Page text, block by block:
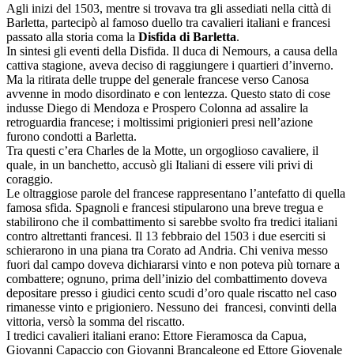
Agli inizi del 1503, mentre si trovava tra gli assediati nella città di
Barletta, partecipò al famoso duello tra cavalieri italiani e francesi
passato alla storia coma la Disfida di Barletta.
In sintesi gli eventi della Disfida. Il duca di Nemours, a causa della
cattiva stagione, aveva deciso di raggiungere i quartieri d’inverno.
Ma la ritirata delle truppe del generale francese verso Canosa
avvenne in modo disordinato e con lentezza. Questo stato di cose
indusse Diego di Mendoza e Prospero Colonna ad assalire la
retroguardia francese; i moltissimi prigionieri presi nell’azione
furono condotti a Barletta.
Tra questi c’era Charles de la Motte, un orgoglioso cavaliere, il
quale, in un banchetto, accusò gli Italiani di essere vili privi di
coraggio.
Le oltraggiose parole del francese rappresentano l’antefatto di quella
famosa sfida. Spagnoli e francesi stipularono una breve tregua e
stabilirono che il combattimento si sarebbe svolto fra tredici italiani
contro altrettanti francesi. Il 13 febbraio del 1503 i due eserciti si
schierarono in una piana tra Corato ad Andria. Chi veniva messo
fuori dal campo doveva dichiararsi vinto e non poteva più tornare a
combattere; ognuno, prima dell’inizio del combattimento doveva
depositare presso i giudici cento scudi d’oro quale riscatto nel caso
rimanesse vinto e prigioniero. Nessuno dei francesi, convinti della
vittoria, versò la somma del riscatto.
I tredici cavalieri italiani erano: Ettore Fieramosca da Capua,
Giovanni Capaccio con Giovanni Brancaleone ed Ettore Giovenale